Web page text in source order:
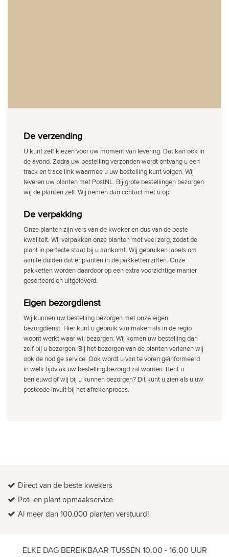
De verzending
U kunt zelf kiezen voor uw moment van levering. Dat kan ook in
de avond. Zodra uw bestelling verzonden wordt ontvang u een
track en trace link waarmee u uw bestelling kunt volgen. Wij
leveren uw planten met PostNL. Bij grote bestellingen bezorgen
wij de planten zelf. Wij nemen dan contact met u op!
De verpakking
Onze planten zijn vers van de kweker en dus van de beste
kwaliteit. Wij verpakken onze planten met veel zorg, zodat de
plant in perfecte staat bij u aankomt. Wij gebruiken labels om
aan te duiden dat er planten in de pakketten zitten. Onze
pakketten worden daardoor op een extra voorzichtige manier
gesorteerd en uitgeleverd.
Eigen bezorgdienst
Wij kunnen uw bestelling bezorgen met onze eigen
bezorgdienst. Hier kunt u gebruik van maken als in de regio
woont werkt waar wij bezorgen. Wij komen uw bestelling dan
zelf bij u bezorgen. Bij het bezorgen van de planten verlenen wij
ook de nodige service. Ook wordt u van te voren geïnformeerd
in welk tijdvlak uw bestelling bezorgd zal worden. Bent u
benieuwd of wij bij u kunnen bezorgen? Dit kunt u zien als u uw
postcode invult bij het afrekenproces.
Direct van de beste kwekers
Pot- en plant opmaakservice
Al meer dan 100.000 planten verstuurd!
ELKE DAG BEREIKBAAR TUSSEN 10.00 - 16.00 UUR